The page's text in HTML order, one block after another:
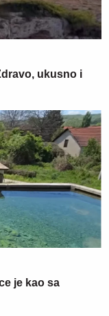
ukusno i
je kao sa